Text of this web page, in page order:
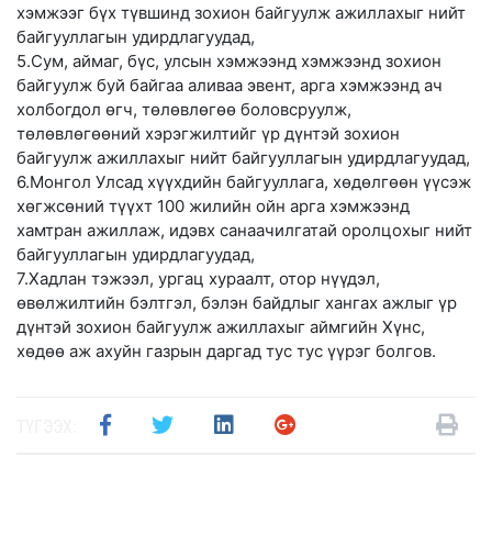
хэмжээг бүх түвшинд зохион байгуулж ажиллахыг нийт
байгууллагын удирдлагуудад,
5.Сум, аймаг, бүс, улсын хэмжээнд хэмжээнд зохион
байгуулж буй байгаа аливаа эвент, арга хэмжээнд ач
холбогдол өгч, төлөвлөгөө боловсруулж,
төлөвлөгөөний хэрэгжилтийг үр дүнтэй зохион
байгуулж ажиллахыг нийт байгууллагын удирдлагуудад,
6.Монгол Улсад хүүхдийн байгууллага, хөдөлгөөн үүсэж
хөгжсөний түүхт 100 жилийн ойн арга хэмжээнд
хамтран ажиллаж, идэвх санаачилгатай оролцохыг нийт
байгууллагын удирдлагуудад,
7.Хадлан тэжээл, ургац хураалт, отор нүүдэл,
өвөлжилтийн бэлтгэл, бэлэн байдлыг хангах ажлыг үр
дүнтэй зохион байгуулж ажиллахыг аймгийн Хүнс,
хөдөө аж ахуйн газрын даргад тус тус үүрэг болгов.